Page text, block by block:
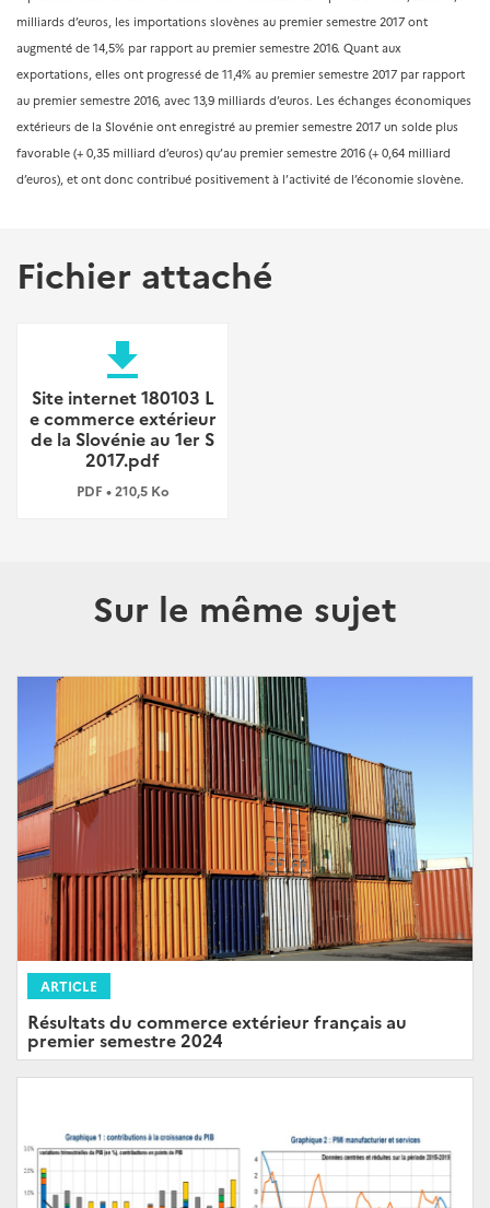
milliards d’euros, les importations slovènes au premier semestre 2017 ont
augmenté de 14,5% par rapport au premier semestre 2016. Quant aux
exportations, elles ont progressé de 11,4% au premier semestre 2017 par rapport
au premier semestre 2016, avec 13,9 milliards d’euros. Les échanges économiques
extérieurs de la Slovénie ont enregistré au premier semestre 2017 un solde plus
favorable (+ 0,35 milliard d’euros) qu’au premier semestre 2016 (+ 0,64 milliard
d’euros), et ont donc contribué positivement à l’activité de l’économie slovène.
Fichier attaché
file_download
Site internet 180103 L
e commerce extérieur
de la Slovénie au 1er S
2017.pdf
PDF • 210,5 Ko
Sur le même sujet
ARTICLE
Résultats du commerce extérieur français au
premier semestre 2024